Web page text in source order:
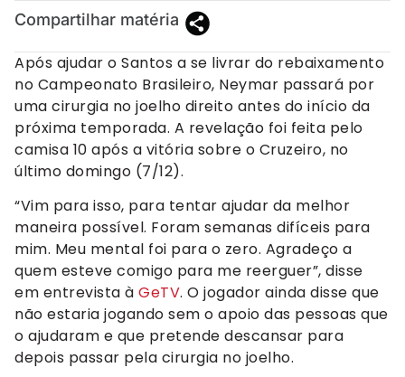
Compartilhar matéria
Após ajudar o Santos a se livrar do rebaixamento
no Campeonato Brasileiro, Neymar passará por
uma cirurgia no joelho direito antes do início da
próxima temporada. A revelação foi feita pelo
camisa 10 após a vitória sobre o Cruzeiro, no
último domingo (7/12).
“Vim para isso, para tentar ajudar da melhor
maneira possível. Foram semanas difíceis para
mim. Meu mental foi para o zero. Agradeço a
quem esteve comigo para me reerguer”, disse
em entrevista à GeTV. O jogador ainda disse que
não estaria jogando sem o apoio das pessoas que
o ajudaram e que pretende descansar para
depois passar pela cirurgia no joelho.